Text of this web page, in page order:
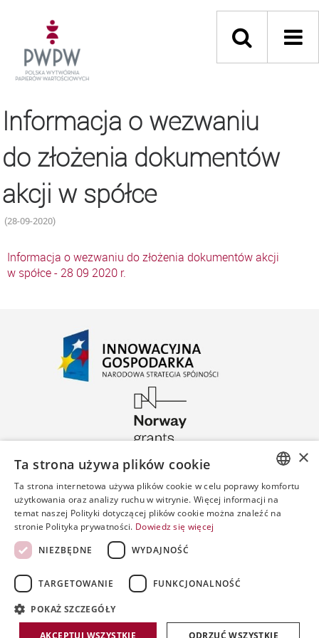
Informacja o wezwaniu
do złożenia dokumentów
akcji w spółce
(28-09-2020)
Informacja o wezwaniu do złożenia dokumentów akcji
w spółce - 28 09 2020 r.
ENGLISH
×
Ta strona używa plików cookie
Ta strona internetowa używa plików cookie w celu poprawy komfortu
użytkowania oraz analizy ruchu w witrynie. Więcej informacji na
temat naszej Polityki dotyczącej plików cookie można znaleźć na
stronie Polityka prywatności. Dowiedz się więcej
NIEZBĘDNE
WYDAJNOŚĆ
TARGETOWANIE FUNKCJONALNOŚĆ
POKAŻ SZCZEGÓŁY
AKCEPTUJ WSZYSTKIE ODRZUĆ WSZYSTKIE